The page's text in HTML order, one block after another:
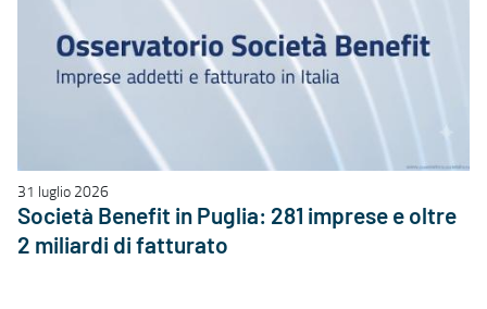
31 luglio 2026
Società Benefit in Puglia: 281 imprese e oltre
2 miliardi di fatturato